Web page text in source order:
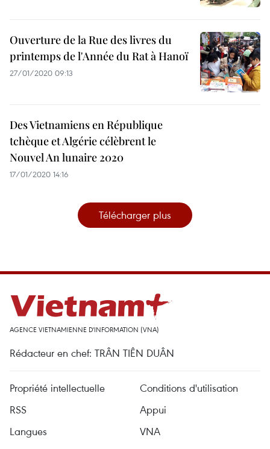
Ouverture de la Rue des livres du
printemps de l'Année du Rat à Hanoï
27/01/2020 09:13
Des Vietnamiens en République
tchèque et Algérie célèbrent le
Nouvel An lunaire 2020
17/01/2020 14:16
Télécharger plus
AGENCE VIETNAMIENNE D'INFORMATION (VNA)
Rédacteur en chef: TRÂN TIÊN DUÂN
Propriété intellectuelle
Conditions d'utilisation
RSS
Appui
Langues
VNA